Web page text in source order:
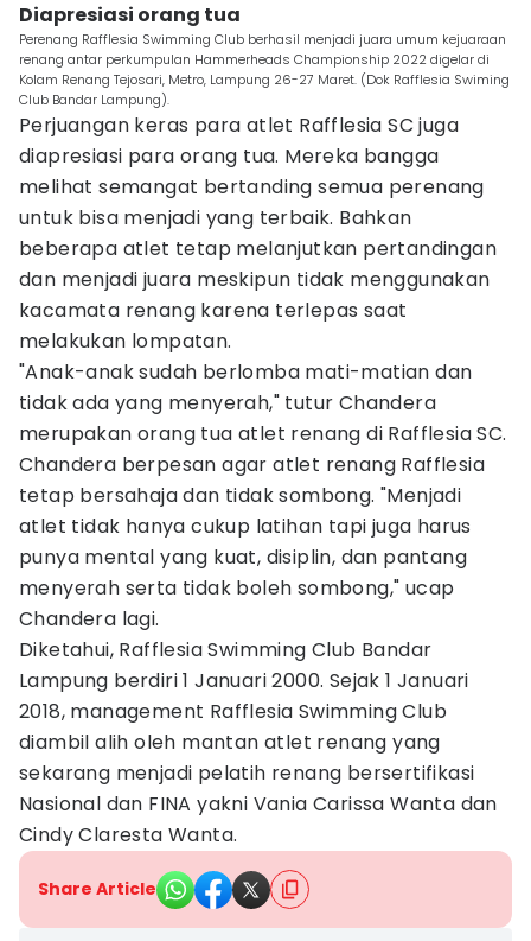
Diapresiasi orang tua
Perenang Rafflesia Swimming Club berhasil menjadi juara umum kejuaraan
renang antar perkumpulan Hammerheads Championship 2022 digelar di
Kolam Renang Tejosari, Metro, Lampung 26-27 Maret. (Dok Rafflesia Swiming
Club Bandar Lampung).
Perjuangan keras para atlet Rafflesia SC juga
diapresiasi para orang tua. Mereka bangga
melihat semangat bertanding semua perenang
untuk bisa menjadi yang terbaik. Bahkan
beberapa atlet tetap melanjutkan pertandingan
dan menjadi juara meskipun tidak menggunakan
kacamata renang karena terlepas saat
melakukan lompatan.
"Anak-anak sudah berlomba mati-matian dan
tidak ada yang menyerah," tutur Chandera
merupakan orang tua atlet renang di Rafflesia SC.
Chandera berpesan agar atlet renang Rafflesia
tetap bersahaja dan tidak sombong. "Menjadi
atlet tidak hanya cukup latihan tapi juga harus
punya mental yang kuat, disiplin, dan pantang
menyerah serta tidak boleh sombong," ucap
Chandera lagi.
Diketahui, Rafflesia Swimming Club Bandar
Lampung berdiri 1 Januari 2000. Sejak 1 Januari
2018, management Rafflesia Swimming Club
diambil alih oleh mantan atlet renang yang
sekarang menjadi pelatih renang bersertifikasi
Nasional dan FINA yakni Vania Carissa Wanta dan
Cindy Claresta Wanta.
Share Article